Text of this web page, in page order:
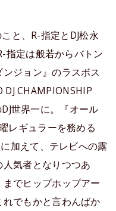
と、R-指定とDJ松永
指定は般若からバトン
ジョン』のラスボス
DJ CHAMPIONSHIP
世界一に。『オール
レギュラーを務める
加えて、テレビへの露
気者となりつつあ
でヒップホップアー
でもかと言わんばか